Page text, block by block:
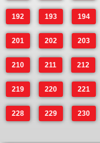
192 193 194
201 202 203
210 211 212
219 220 221
228 229 230